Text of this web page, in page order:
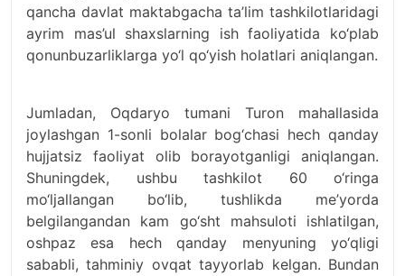
qancha davlat maktabgacha ta’lim tashkilotlaridagi
ayrim mas’ul shaxslarning ish faoliyatida ko‘plab
qonunbuzarliklarga yo‘l qo‘yish holatlari aniqlangan.
Jumladan, Oqdaryo tumani Turon mahallasida
joylashgan 1-sonli bolalar bog‘chasi hech qanday
hujjatsiz faoliyat olib borayotganligi aniqlangan.
Shuningdek, ushbu tashkilot 60 o‘ringa
mo‘ljallangan bo‘lib, tushlikda me’yorda
belgilangandan kam go‘sht mahsuloti ishlatilgan,
oshpaz esa hech qanday menyuning yo‘qligi
sababli, tahminiy ovqat tayyorlab kelgan. Bundan